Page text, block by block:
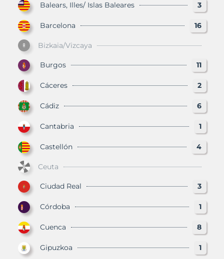
Balears, Illes/ Islas Baleares 3
Barcelona 16
Bizkaia/Vizcaya
Burgos 11
Cáceres 2
Cádiz 6
Cantabria 1
Castellón 4
Ceuta
Ciudad Real 3
Córdoba 1
Cuenca 8
Gipuzkoa 1